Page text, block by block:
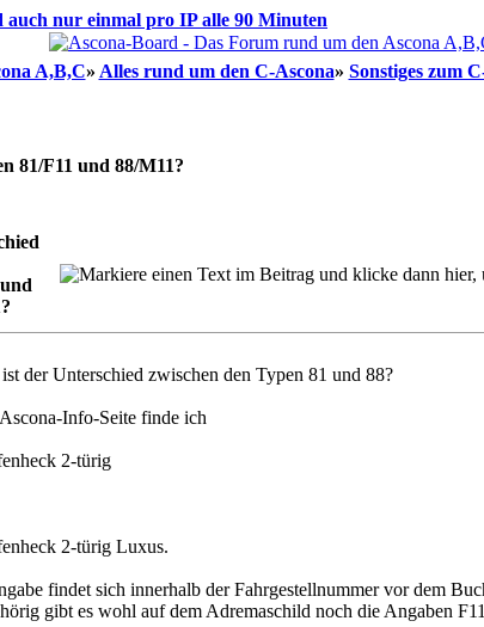
nur einmal pro IP alle 90 Minuten
A,B,C» Alles rund um den C-Ascona» Sonstiges zum
81/F11 und 88/M11?
der Unterschied zwischen den Typen 81 und 88?
Info-Seite finde ich
2-türig
2-türig Luxus.
findet sich innerhalb der Fahrgestellnummer vor dem
gibt es wohl auf dem Adremaschild noch die Angaben